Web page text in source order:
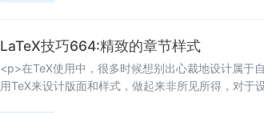
LaTeX技巧664:精致的章节样式
<p>在TeX使用中，很多时候想别出心裁地设计属于
用TeX来设计版面和样式，做起来非所见所得，对于